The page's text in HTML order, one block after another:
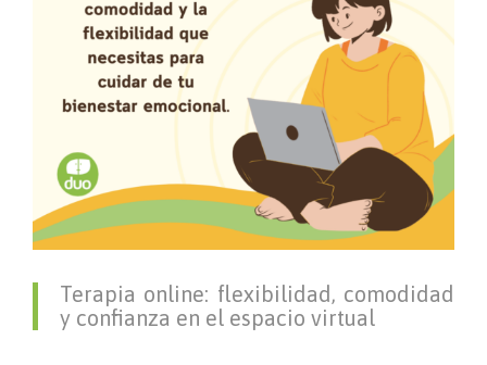
Terapia online: flexibilidad, comodidad
y confianza en el espacio virtual